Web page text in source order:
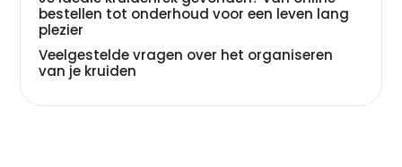
bestellen tot onderhoud voor een leven lang
plezier
Veelgestelde vragen over het organiseren
van je kruiden